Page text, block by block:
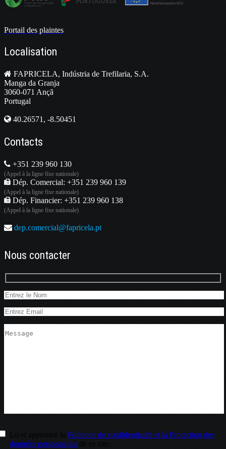
Portail des plaintes
Localisation
FAPRICELA, Indústria de Trefilaria, S.A.
Manga da Granja
3060-071 Ançã
Portugal
40.26571, -8.50451
Contacts
+351 239 960 130
(Appel à la ligne fixe nationale)
Dép. Comercial: +351 239 960 139
(Appel à la ligne fixe nationale)
Dép. Financier: +351 239 960 138
(Appel à la ligne fixe nationale)
dep.comercial@fapricela.pt
Nous contacter
Politique de confidentialité et la Protection des
données personnelles